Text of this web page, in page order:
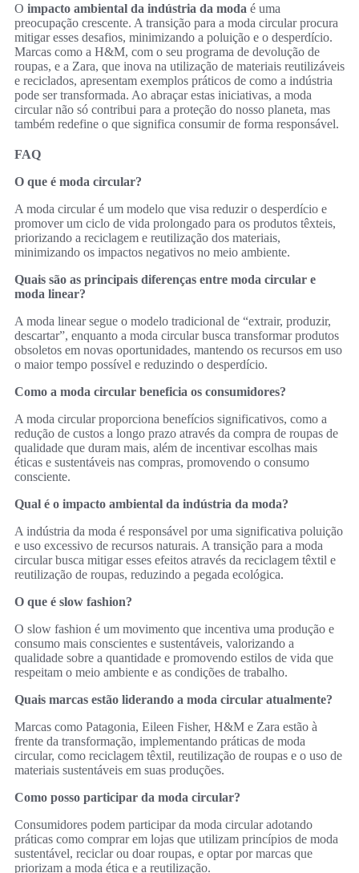
O impacto ambiental da indústria da moda é uma
preocupação crescente. A transição para a moda circular procura
mitigar esses desafios, minimizando a poluição e o desperdício.
Marcas como a H&M, com o seu programa de devolução de
roupas, e a Zara, que inova na utilização de materiais reutilizáveis
e reciclados, apresentam exemplos práticos de como a indústria
pode ser transformada. Ao abraçar estas iniciativas, a moda
circular não só contribui para a proteção do nosso planeta, mas
também redefine o que significa consumir de forma responsável.
FAQ
O que é moda circular?
A moda circular é um modelo que visa reduzir o desperdício e
promover um ciclo de vida prolongado para os produtos têxteis,
priorizando a reciclagem e reutilização dos materiais,
minimizando os impactos negativos no meio ambiente.
Quais são as principais diferenças entre moda circular e
moda linear?
A moda linear segue o modelo tradicional de “extrair, produzir,
descartar”, enquanto a moda circular busca transformar produtos
obsoletos em novas oportunidades, mantendo os recursos em uso
o maior tempo possível e reduzindo o desperdício.
Como a moda circular beneficia os consumidores?
A moda circular proporciona benefícios significativos, como a
redução de custos a longo prazo através da compra de roupas de
qualidade que duram mais, além de incentivar escolhas mais
éticas e sustentáveis nas compras, promovendo o consumo
consciente.
Qual é o impacto ambiental da indústria da moda?
A indústria da moda é responsável por uma significativa poluição
e uso excessivo de recursos naturais. A transição para a moda
circular busca mitigar esses efeitos através da reciclagem têxtil e
reutilização de roupas, reduzindo a pegada ecológica.
O que é slow fashion?
O slow fashion é um movimento que incentiva uma produção e
consumo mais conscientes e sustentáveis, valorizando a
qualidade sobre a quantidade e promovendo estilos de vida que
respeitam o meio ambiente e as condições de trabalho.
Quais marcas estão liderando a moda circular atualmente?
Marcas como Patagonia, Eileen Fisher, H&M e Zara estão à
frente da transformação, implementando práticas de moda
circular, como reciclagem têxtil, reutilização de roupas e o uso de
materiais sustentáveis em suas produções.
Como posso participar da moda circular?
Consumidores podem participar da moda circular adotando
práticas como comprar em lojas que utilizam princípios de moda
sustentável, reciclar ou doar roupas, e optar por marcas que
priorizam a moda ética e a reutilização.